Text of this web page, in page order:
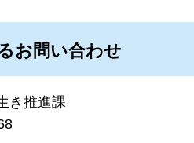
お問い合わせ
き推進課